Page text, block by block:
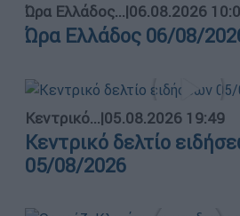
Ώρα Ελλάδος...|06.08.2026
Ώρα Ελλάδος 06/08/
Κεντρικό...|05.08.2026 19:49
Κεντρικό δελτίο
05/08/2026